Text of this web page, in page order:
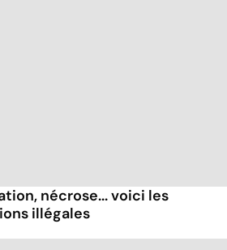
nécrose... voici les
illégales